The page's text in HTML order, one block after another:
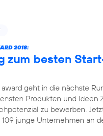
2018:
zum besten
geht in die nächste
Produkten und Ideen
zu bewerben.
junge Unternehmen an